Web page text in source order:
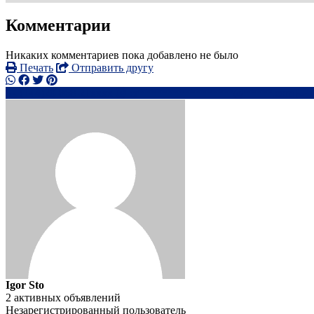
Комментарии
Никаких комментариев пока добавлено не было
Печать
Отправить другу
Igor Sto
2 активных объявлений
Незарегистрированный пользователь